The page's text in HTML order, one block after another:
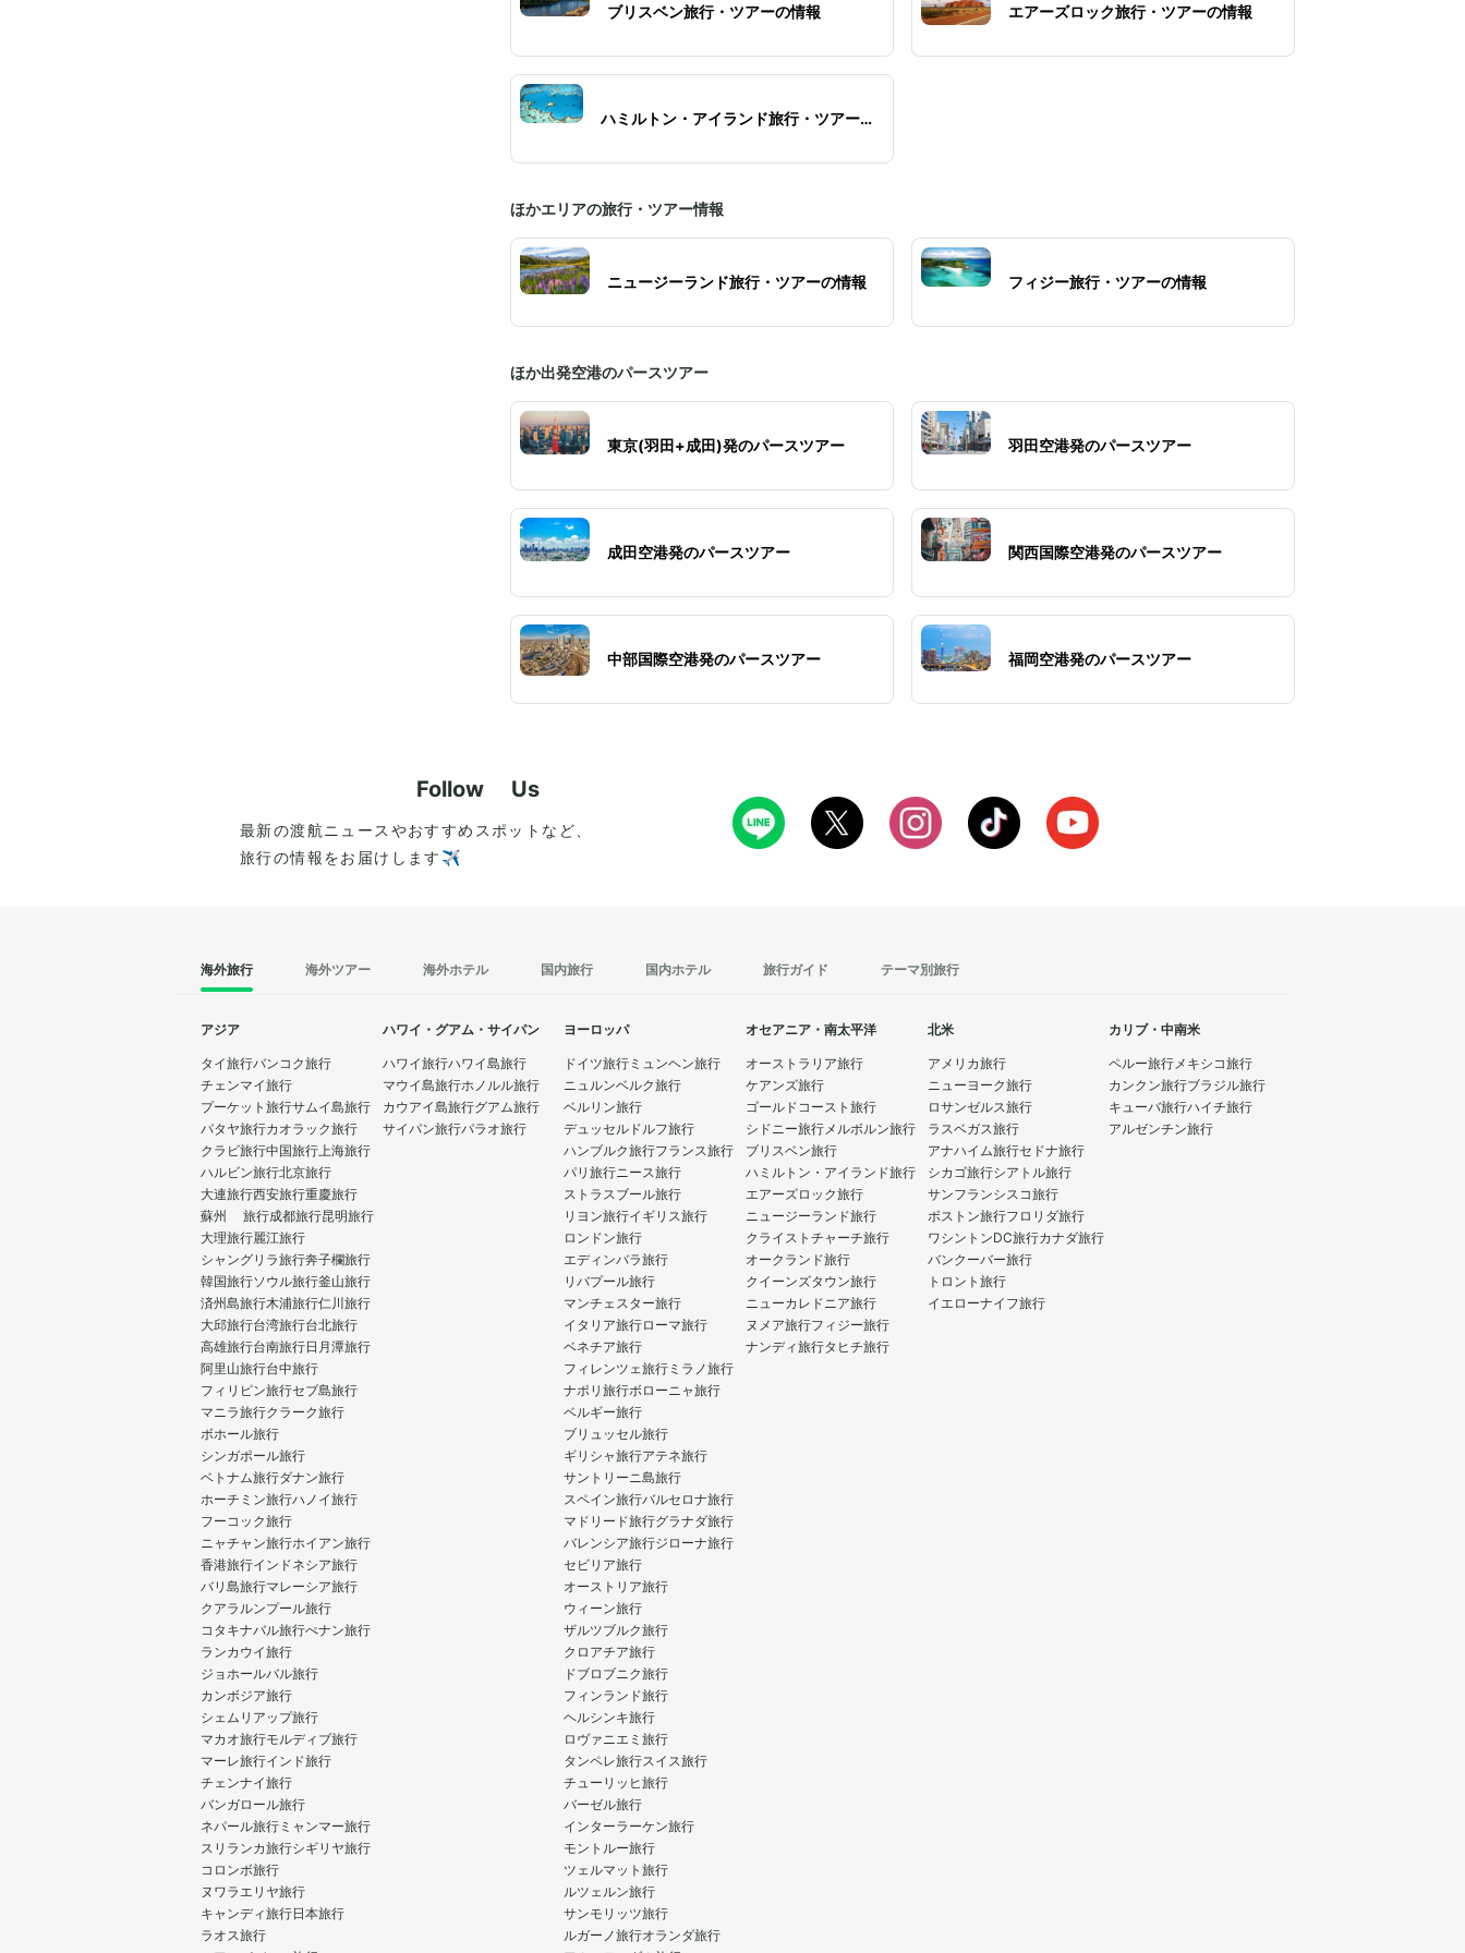
ブリスベン旅行・ツアーの情報 エアーズロック旅行・ツアーの情報
ハミルトン・アイランド旅行・ツアーの
ほかエリアの旅行・ツアー情報
ニュージーランド旅行・ツアーの情報 フィジー旅行・ツアーの情報
ほか出発空港のパースツアー
東京(羽田+成田)発のパースツアー 羽田空港発のパースツアー
成田空港発のパースツアー 関西国際空港発のパースツアー
中部国際空港発のパースツアー 福岡空港発のパースツアー
Follow Us
最新の渡航ニュースやおすすめスポットなど、
旅行の情報をお届けします✈️
海外旅行 海外ツアー 海外ホテル 国内旅行 国内ホテル 旅行ガイド テーマ別旅行
アジア
タイ旅行バンコク旅行
チェンマイ旅行
プーケット旅行サムイ島旅行
パタヤ旅行カオラック旅行
クラビ旅行中国旅行上海旅行
ハルビン旅行北京旅行
大連旅行西安旅行重慶旅行
蘇州 旅行成都旅行昆明旅行
大理旅行麗江旅行
シャングリラ旅行奔子欄旅行
韓国旅行ソウル旅行釜山旅行
済州島旅行木浦旅行仁川旅行
大邱旅行台湾旅行台北旅行
高雄旅行台南旅行日月潭旅行
阿里山旅行台中旅行
フィリピン旅行セブ島旅行
マニラ旅行クラーク旅行
ボホール旅行
シンガポール旅行
ベトナム旅行ダナン旅行
ホーチミン旅行ハノイ旅行
フーコック旅行
ニャチャン旅行ホイアン旅行
香港旅行インドネシア旅行
バリ島旅行マレーシア旅行
クアラルンプール旅行
コタキナバル旅行ぺナン旅行
ランカウイ旅行
ジョホールバル旅行
カンボジア旅行
シェムリアップ旅行
マカオ旅行モルディブ旅行
マーレ旅行インド旅行
チェンナイ旅行
バンガロール旅行
ネパール旅行 ミャンマー旅行
スリランカ旅行シギリヤ旅行
コロンボ旅行
ヌワラエリヤ旅行
キャンディ旅行日本旅行
ラオス旅行
ハワイ・グアム・サイパン
ハワイ旅行ハワイ島旅行
マウイ島旅行ホノルル旅行
カウアイ島旅行グアム旅行
サイパン旅行パラオ旅行
ヨーロッパ
ドイツ旅行 ミュンヘン旅行
ニュルンベルク旅行
ベルリン旅行
デュッセルドルフ旅行
ハンブルク旅行フランス旅行
パリ旅行ニース旅行
ストラスブール旅行
リヨン旅行イギリス旅行
ロンドン旅行
エディンバラ旅行
リバプール旅行
マンチェスター旅行
イタリア旅行ローマ旅行
ベネチア旅行
フィレンツェ旅行 ミラノ旅行
ナポリ旅行ボローニャ旅行
ベルギー旅行
ブリュッセル旅行
ギリシャ旅行アテネ旅行
サントリーニ島旅行
スペイン旅行バルセロナ旅行
マドリード旅行グラナダ旅行
バレンシア旅行ジローナ旅行
セビリア旅行
オーストリア旅行
ウィーン旅行
ザルツブルク旅行
クロアチア旅行
ドブロブニク旅行
フィンランド旅行
ヘルシンキ旅行
ロヴァニエミ旅行
タンペレ旅行スイス旅行
チューリッヒ旅行
バーゼル旅行
インターラーケン旅行
モントルー旅行
ツェルマット旅行
ルツェルン旅行
サンモリッツ旅行
ルガーノ旅行オランダ旅行
オセアニア・南太平洋
オーストラリア旅行
ケアンズ旅行
ゴールドコースト旅行
シドニー旅行メルボルン旅行
ブリスベン旅行
ハミルトン・アイランド旅行
エアーズロック旅行
ニュージーランド旅行
クライストチャーチ旅行
オークランド旅行
クイーンズタウン旅行
ニューカレドニア旅行
ヌメア旅行フィジー旅行
ナンディ旅行タヒチ旅行
北米
アメリカ旅行
ニューヨーク旅行
ロサンゼルス旅行
ラスベガス旅行
アナハイム旅行セドナ旅行
シカゴ旅行シアトル旅行
サンフランシスコ旅行
ボストン旅行フロリダ旅行
ワシントンDC旅行カナダ旅行
バンクーバー旅行
トロント旅行
イエローナイフ旅行
カリブ・中南米
ペルー旅行メキシコ旅行
カンクン旅行ブラジル旅行
キューバ旅行ハイチ旅行
アルゼンチン旅行